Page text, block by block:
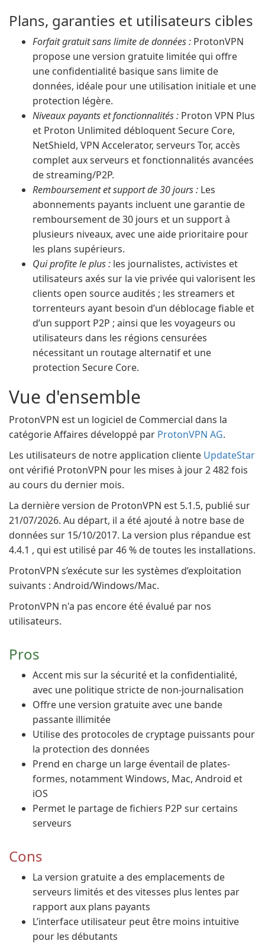
Plans, garanties et utilisateurs cibles
Forfait gratuit sans limite de données : ProtonVPN
propose une version gratuite limitée qui offre
une confidentialité basique sans limite de
données, idéale pour une utilisation initiale et une
protection légère.
Niveaux payants et fonctionnalités : Proton VPN Plus
et Proton Unlimited débloquent Secure Core,
NetShield, VPN Accelerator, serveurs Tor, accès
complet aux serveurs et fonctionnalités avancées
de streaming/P2P.
Remboursement et support de 30 jours : Les
abonnements payants incluent une garantie de
remboursement de 30 jours et un support à
plusieurs niveaux, avec une aide prioritaire pour
les plans supérieurs.
Qui profite le plus : les journalistes, activistes et
utilisateurs axés sur la vie privée qui valorisent les
clients open source audités ; les streamers et
torrenteurs ayant besoin d’un déblocage fiable et
d’un support P2P ; ainsi que les voyageurs ou
utilisateurs dans les régions censurées
nécessitant un routage alternatif et une
protection Secure Core.
Vue d'ensemble
ProtonVPN est un logiciel de Commercial dans la
catégorie Affaires développé par ProtonVPN AG.
Les utilisateurs de notre application cliente UpdateStar
ont vérifié ProtonVPN pour les mises à jour 2 482 fois
au cours du dernier mois.
La dernière version de ProtonVPN est 5.1.5, publié sur
21/07/2026. Au départ, il a été ajouté à notre base de
données sur 15/10/2017. La version plus répandue est
4.4.1 , qui est utilisé par 46 % de toutes les installations.
ProtonVPN s’exécute sur les systèmes d’exploitation
suivants : Android/Windows/Mac.
ProtonVPN n'a pas encore été évalué par nos
utilisateurs.
Pros
Accent mis sur la sécurité et la confidentialité,
avec une politique stricte de non-journalisation
Offre une version gratuite avec une bande
passante illimitée
Utilise des protocoles de cryptage puissants pour
la protection des données
Prend en charge un large éventail de plates-
formes, notamment Windows, Mac, Android et
iOS
Permet le partage de fichiers P2P sur certains
serveurs
Cons
La version gratuite a des emplacements de
serveurs limités et des vitesses plus lentes par
rapport aux plans payants
L’interface utilisateur peut être moins intuitive
pour les débutants